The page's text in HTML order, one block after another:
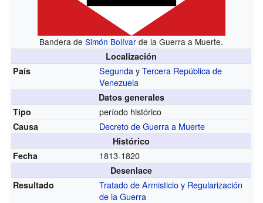
Bandera deSimón Bolívar de la Guerra a Muerte.
Localización
País
SegundayTercera República de
Venezuela
Datos generales
Tipo
período histórico
Causa Decreto de Guerra a Muerte
Histórico
Fecha
1813-1820
Desenlace
Resultado
Tratado de Armisticio y Regularización
de la Guerra